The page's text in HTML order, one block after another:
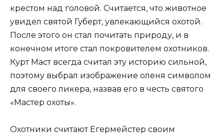
крестом над головой. Считается, что животное
увидел святой Губерт, увлекающийся охотой.
После этого он стал почитать природу, и в
конечном итоге стал покровителем охотников.
Курт Маст всегда считал эту историю сильной,
поэтому выбрал изображение оленя символом
для своего ликера, назвав его в честь святого
«Мастер охоты».
Охотники считают Егермейстер своим